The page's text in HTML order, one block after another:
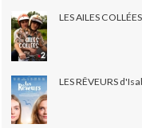
LES AILES
LES RÊVEURS